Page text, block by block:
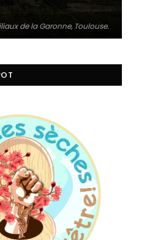
de la Garonne, Toulouse.